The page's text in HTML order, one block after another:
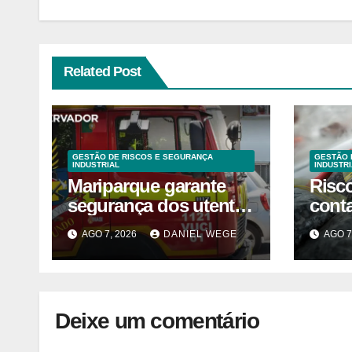
Related Post
GESTÃO DE RISCOS E SEGURANÇA
INDUSTRIAL
Mariparque garante
segurança dos utentes
após acidente –
Observador
AGO 7, 2026 DANIEL WEGE
GESTÃO
AGO
Deixe um comentário